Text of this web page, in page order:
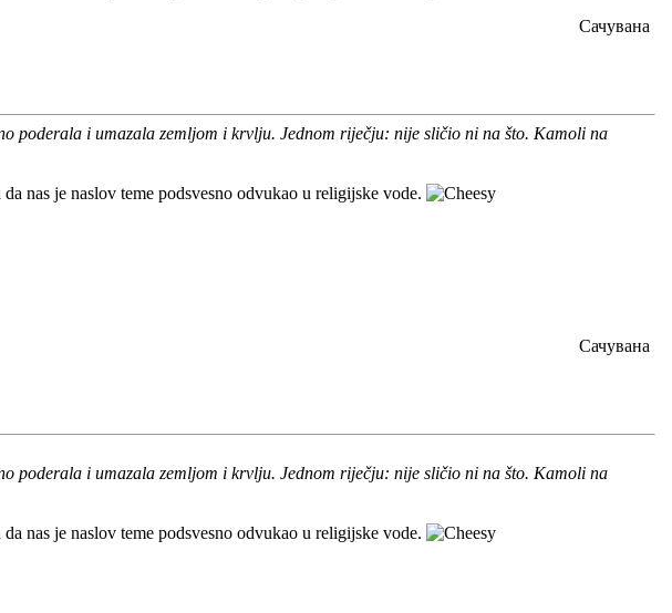
Сачувана
poderala i umazala zemljom i krvlju. Jednom riječju: nije sličio ni na što. Kamoli na
da nas je naslov teme podsvesno odvukao u religijske vode.
Сачувана
poderala i umazala zemljom i krvlju. Jednom riječju: nije sličio ni na što. Kamoli na
da nas je naslov teme podsvesno odvukao u religijske vode.